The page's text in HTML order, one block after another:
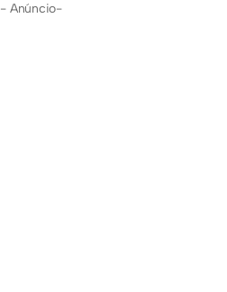
- Anúncio-